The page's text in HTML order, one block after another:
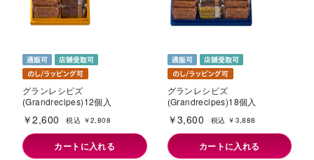
グランレシピズ
(Grandrecipes)12個入
￥2,600 税込 ￥2,808
カートに入れる
グランレシピズ
(Grandrecipes)18個入
￥3,600 税込 ￥3,888
カートに入れる